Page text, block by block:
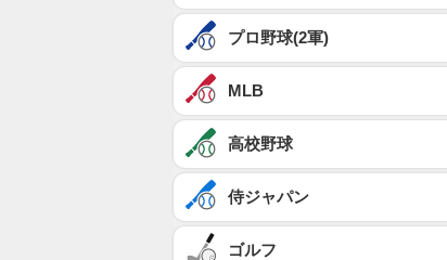
プロ野球(2軍)
MLB
高校野球
侍ジャパン
ゴルフ